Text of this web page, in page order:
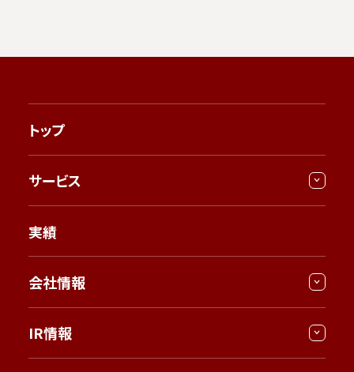
トップ
サービス
実績
会社情報
IR情報